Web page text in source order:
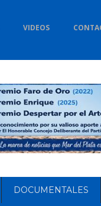
VIDEOS
DOCUMENTALES